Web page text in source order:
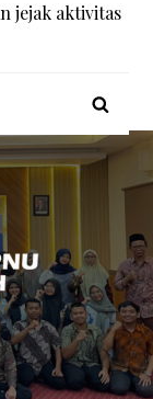
jejak aktivitas